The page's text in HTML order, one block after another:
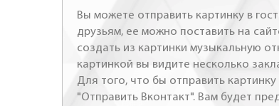
Вы можете отправить картинку в
друзьям, ее можно поставить на
создать из картинки музыкальную
картинкой вы видите несколько
Для того, что бы отправить
"Отправить Вконтакт". Вам будет